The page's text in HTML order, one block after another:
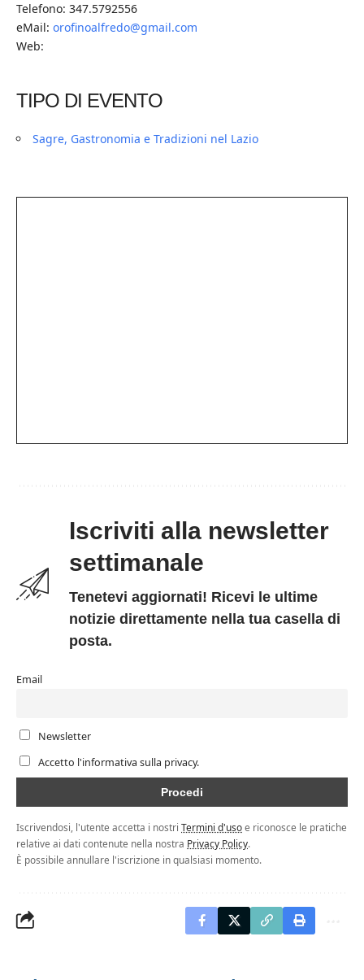
Telefono: 347.5792556
eMail: orofinoalfredo@gmail.com
Web:
TIPO DI EVENTO
Sagre, Gastronomia e Tradizioni nel Lazio
Iscriviti alla newsletter
settimanale
Tenetevi aggiornati! Ricevi le ultime
notizie direttamente nella tua casella di
posta.
Email
Newsletter
Accetto l'informativa sulla privacy.
Iscrivendosi, l'utente accetta i nostri Termini d'usoe riconosce le pratiche
relative ai dati contenute nella nostra Privacy Policy.
È possibile annullare l'iscrizione in qualsiasi momento.